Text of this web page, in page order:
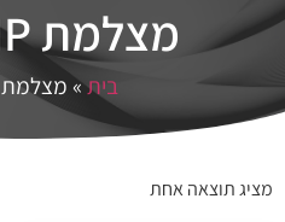
מצלמת IP עם סים
בית»מצלמת IP עם סים
מציג תוצאה אחת